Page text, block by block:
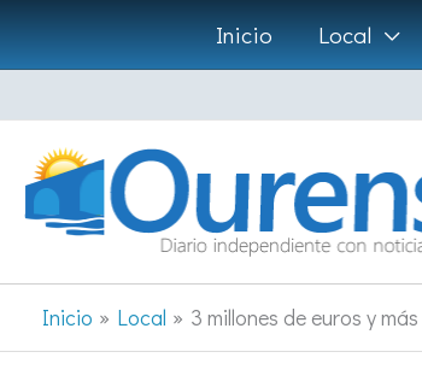
Ir
al
contenido
Inicio Local
Inicio Local 3 millones de euros y